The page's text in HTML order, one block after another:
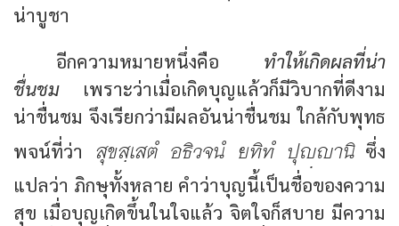
น่าบูชา
อีกความหมายหนึ่งคือ ทำให้เกิดผลที่น่า
ชื่นชม เพราะว่าเมื่อเกิดบุญแล้วก็มีวิบากที่ดีงาม
น่าชื่นชม จึงเรียกว่ามีผลอันน่าชื่นชม ใกล้กับพุทธ
พจน์ที่ว่า สุขสฺเสตํ อธิวจนํ ยทิทํ ปุฺานิซึ่ง
แปลว่า ภิกษุทั้งหลาย คำว่าบุญนี้เป็นชื่อของความ
สุข เมื่อบุญเกิดขึ้นในใจแล้ว จิตใจก็สบาย มีความ